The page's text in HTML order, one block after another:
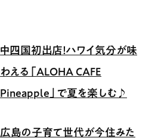
中四国初出店！ハワイ気分が味
わえる「ALOHA CAFE
Pineapple」で夏を楽しむ♪
広島の子育て世代が今住みた